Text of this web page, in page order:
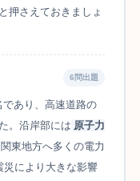
押さえておきましょ
6問出題
であり、高速道路の
。沿岸部には 原子力
東地方へ多くの電力
災により大きな影響